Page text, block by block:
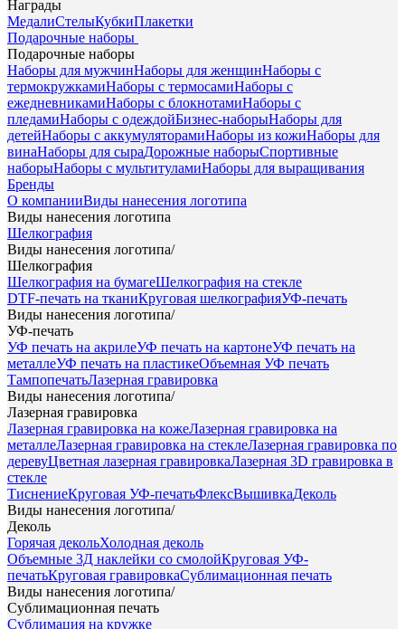
Награды
МедалиСтелыКубкиПлакетки
Подарочные наборы
Подарочные наборы
Наборы для мужчинНаборы для женщинНаборы с
термокружкамиНаборы с термосамиНаборы с
ежедневникамиНаборы с блокнотамиНаборы с
пледамиНаборы с одеждойБизнес-наборыНаборы для
детейНаборы с аккумуляторамиНаборы из кожиНаборы для
винаНаборы для сыраДорожные наборыСпортивные
наборыНаборы с мультитуламиНаборы для выращивания
Бренды
О компанииВиды нанесения логотипа
Виды нанесения логотипа
Шелкография
Виды нанесения логотипа/
Шелкография
Шелкография на бумагеШелкография на стекле
DTF-печать на тканиКруговая шелкографияУФ-печать
Виды нанесения логотипа/
УФ-печать
УФ печать на акрилеУФ печать на картонеУФ печать на
металлеУФ печать на пластикеОбъемная УФ печать
ТампопечатьЛазерная гравировка
Виды нанесения логотипа/
Лазерная гравировка
Лазерная гравировка на кожеЛазерная гравировка на
металлеЛазерная гравировка на стеклеЛазерная гравировка по
деревуЦветная лазерная гравировкаЛазерная 3D гравировка в
стекле
ТиснениеКруговая УФ-печатьФлексВышивкаДеколь
Виды нанесения логотипа/
Деколь
Горячая декольХолодная деколь
Объемные 3Д наклейки со смолойКруговая УФ-
печатьКруговая гравировкаСублимационная печать
Виды нанесения логотипа/
Сублимационная печать
Сублимация на кружке